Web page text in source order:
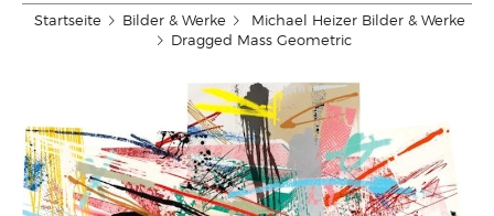
Startseite Bilder & Werke
Michael Heizer Bilder & Werke
Dragged Mass Geometric